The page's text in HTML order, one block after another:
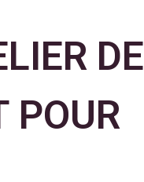
DE
POUR